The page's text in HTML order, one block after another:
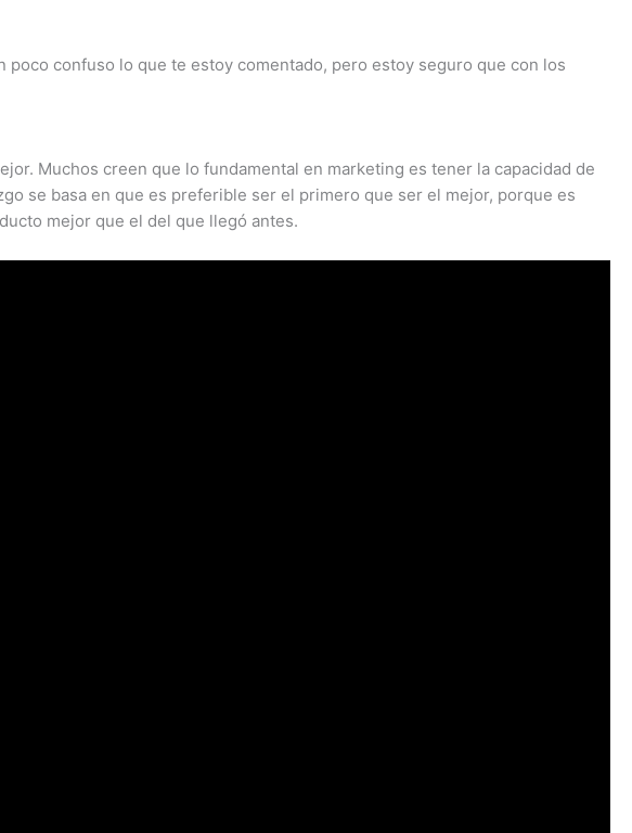
confuso lo que te estoy comentado, pero estoy seguro que con los
Muchos creen que lo fundamental en marketing es tener la capacidad de
se basa en que es preferible ser el primero que ser el mejor, porque es
mejor que el del que llegó antes.